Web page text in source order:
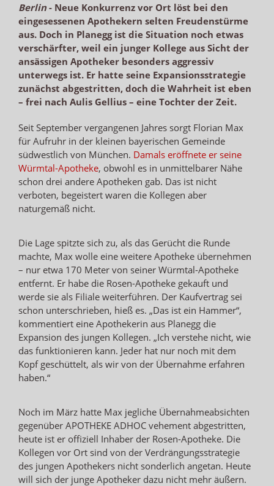
Berlin- Neue Konkurrenz vor Ort löst bei den
eingesessenen Apothekern selten Freudenstürme
aus. Doch in Planegg ist die Situation noch etwas
verschärfter, weil ein junger Kollege aus Sicht der
ansässigen Apotheker besonders aggressiv
unterwegs ist. Er hatte seine Expansionsstrategie
zunächst abgestritten, doch die Wahrheit ist eben
– frei nach Aulis Gellius – eine Tochter der Zeit.
Seit September vergangenen Jahres sorgt Florian Max
für Aufruhr in der kleinen bayerischen Gemeinde
südwestlich von München. Damals eröffnete er seine
Würmtal-Apotheke, obwohl es in unmittelbarer Nähe
schon drei andere Apotheken gab. Das ist nicht
verboten, begeistert waren die Kollegen aber
naturgemäß nicht.
Die Lage spitzte sich zu, als das Gerücht die Runde
machte, Max wolle eine weitere Apotheke übernehmen
– nur etwa 170 Meter von seiner Würmtal-Apotheke
entfernt. Er habe die Rosen-Apotheke gekauft und
werde sie als Filiale weiterführen. Der Kaufvertrag sei
schon unterschrieben, hieß es. „Das ist ein Hammer“,
kommentiert eine Apothekerin aus Planegg die
Expansion des jungen Kollegen. „Ich verstehe nicht, wie
das funktionieren kann. Jeder hat nur noch mit dem
Kopf geschüttelt, als wir von der Übernahme erfahren
haben.“
Noch im März hatte Max jegliche Übernahmeabsichten
gegenüber APOTHEKE ADHOC vehement abgestritten,
heute ist er offiziell Inhaber der Rosen-Apotheke. Die
Kollegen vor Ort sind von der Verdrängungsstrategie
des jungen Apothekers nicht sonderlich angetan. Heute
will sich der junge Apotheker dazu nicht mehr äußern.